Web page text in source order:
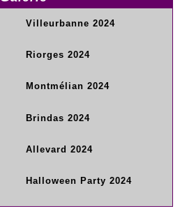
Villeurbanne 2024
Riorges 2024
Montmélian 2024
Brindas 2024
Allevard 2024
Halloween Party 2024